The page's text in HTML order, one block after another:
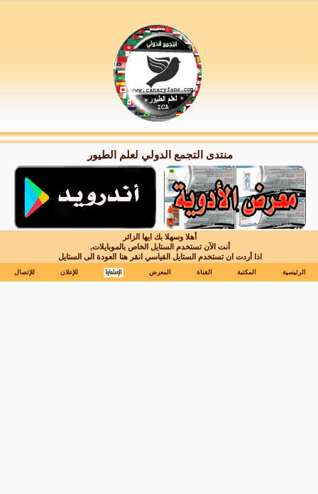
منتدى التجمع الدولي لعلم الطيور
أهلا وسهلا بك ايها الزائر
أنت الآن تستخدم الستايل الخاص بالموبايلات,
اذا أردت ان تستخدم الستايل القياسي انقر هناالعودة الى الستايل
الرئيسية المكتبة القناة المعرض للإعلان للإتصال